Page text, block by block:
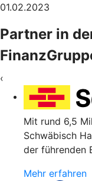
01.02.2023
Partner in
‹
Mit rund 6,5
Schwäbisch
der führenden
Mehr erfahren